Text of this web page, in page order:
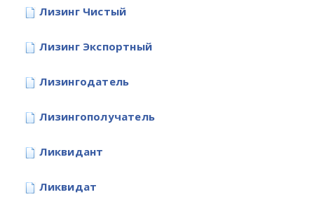
Лизинг Чистый
Лизинг Экспортный
Лизингодатель
Лизингополучатель
Ликвидант
Ликвидат